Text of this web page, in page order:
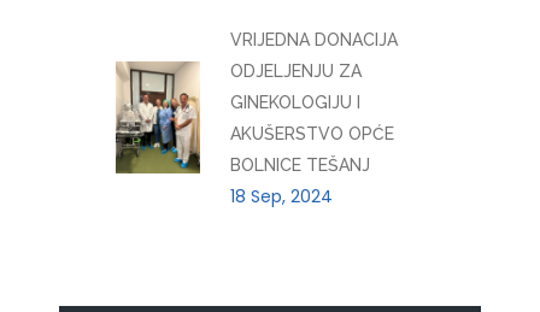
VRIJEDNA DONACIJA
ODJELJENJU ZA
GINEKOLOGIJU I
AKUŠERSTVO OPĆE
BOLNICE TEŠANJ
18 Sep, 2024